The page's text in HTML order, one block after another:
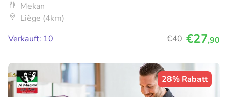
Mekan
Liège (4km)
Verkauft: 10
€40 €27,90
28% Rabatt